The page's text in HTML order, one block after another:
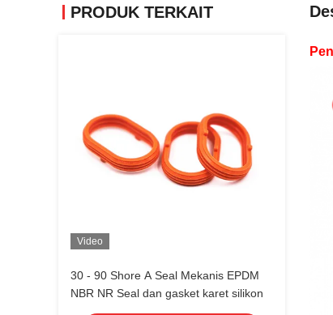
PRODUK TERKAIT
Video
30 - 90 Shore A Seal Mekanis EPDM
NBR NR Seal dan gasket karet silikon